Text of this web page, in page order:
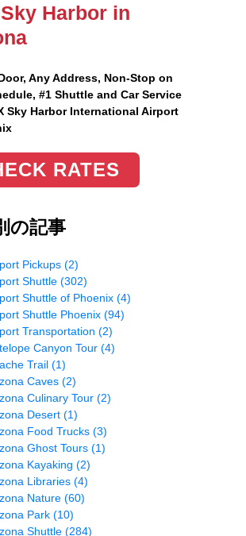
Harbor in
Any Address, Non-Stop on
#1 Shuttle and Car Service
Sky Harbor International Airport
RATES
の記事
Pickups (2)
Shuttle (302)
Shuttle of Phoenix (4)
Shuttle Phoenix (94)
Transportation (2)
Canyon Tour (4)
Trail (1)
Caves (2)
Culinary Tour (2)
Desert (1)
Food Trucks (3)
Ghost Tours (1)
Kayaking (2)
Libraries (4)
Nature (60)
Park (10)
Shuttle (284)